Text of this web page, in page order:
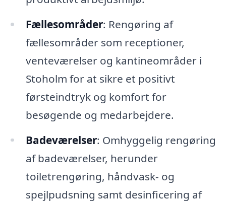
Fællesområder: Rengøring af
fællesområder som receptioner,
venteværelser og kantineområder i
Stoholm for at sikre et positivt
førsteindtryk og komfort for
besøgende og medarbejdere.
Badeværelser: Omhyggelig rengøring
af badeværelser, herunder
toiletrengøring, håndvask- og
spejlpudsning samt desinficering af